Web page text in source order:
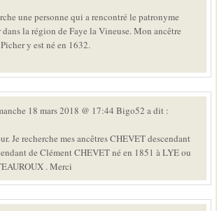
une personne qui a rencontré le patronyme
dans la région de Faye la Vineuse. Mon ancêtre
y est né en 1632.
18 mars 2018 @ 17:44 Bigo52 a dit :
Je recherche mes ancêtres CHEVET descendant
de Clément CHEVET né en 1851 à LYE ou
. Merci